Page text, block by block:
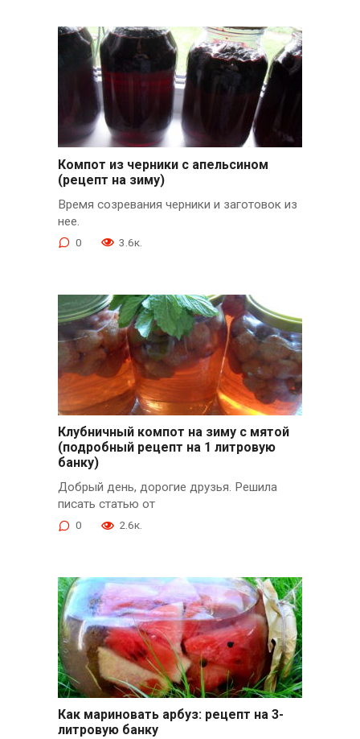
Компот из черники с апельсином
(рецепт на зиму)
Время созревания черники и заготовок из
нее.
0 3.6к.
Клубничный компот на зиму с мятой
(подробный рецепт на 1 литровую
банку)
Добрый день, дорогие друзья. Решила
писать статью от
0 2.6к.
Как мариновать арбуз: рецепт на 3-
литровую банку